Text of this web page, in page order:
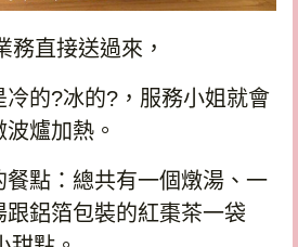
務直接送過來，
冷的?冰的? ，服務小姐就會
爐加熱。
餐點：總共有一個燉湯、一
鋁箔包裝的紅棗茶一袋